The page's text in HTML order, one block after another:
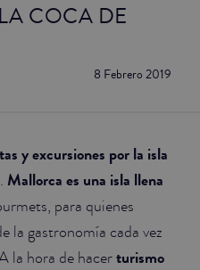
COCA DE
8 Febrero 2019
y excursiones por la isla
Mallorca es una isla llena
para quienes
la gastronomía cada vez
la hora de hacerturismo